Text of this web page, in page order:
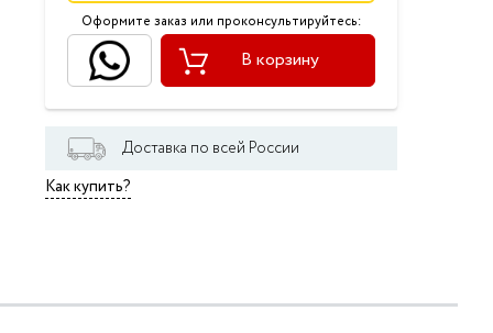
Оформите заказ или проконсультируйтесь:
В корзину
Доставка по всей России
Как купить?